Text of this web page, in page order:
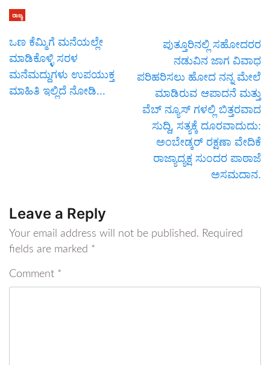
ರಾಜ್ಯ
ಒಣ ಕೆಮ್ಮಿಗೆ ಮನೆಯಲ್ಲೇ
ಮಾಡಿಕೊಳ್ಳಿ ಸರಳ
ಮನೆಮದ್ದುಗಳು ಉಪಯುಕ್ತ
ಮಾಹಿತಿ ಇಲ್ಲಿದೆ ನೋಡಿ…
ಪುತ್ತೂರಿನಲ್ಲಿ ಸಹೋದರರ
ನಡುವಿನ ಜಾಗ ವಿವಾಧ
ಪರಿಹರಿಸಲು ಹೋದ ನನ್ನ ಮೇಲೆ
ಮಾಡಿರುವ ಆಪಾದನೆ ಮತ್ತು
ವೆಬ್ ನ್ಯೂಸ್ ಗಳಲ್ಲಿ ಬಿತ್ತರವಾದ
ಸುದ್ದಿ, ಸತ್ಯಕ್ಕೆ ದೂರವಾದುದು:
ಅಂಬೇಡ್ಕರ್ ರಕ್ಷಣಾ ವೇದಿಕೆ
ರಾಜ್ಯಾದ್ಯಕ್ಷ ಸುಂದರ ಪಾಠಾಜೆ
ಅಸಮದಾನ.
Leave a Reply
Your email address will not be published. Required
fields are marked *
Comment *